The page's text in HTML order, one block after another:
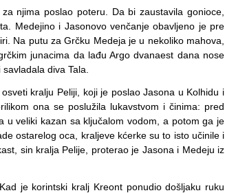
njima poslao poteru. Da bi zaustavila gonioce,
Medejino i Jasonovo venčanje obavljeno je pre
Na putu za Grčku Medeja je u nekoliko mahova,
junacima da lađu Argo dvanaest dana nose
diva Tala.
kralju Peliji, koji je poslao Jasona u Kolhidu i
ona se poslužila lukavstvom i činima: pred
u veliki kazan sa ključalom vodom, a potom ga je
ostarelog oca, kraljeve kćerke su to isto učinile i
sin kralja Pelije, proterao je Jasona i Medeju iz
je korintski kralj Kreont ponudio došljaku ruku